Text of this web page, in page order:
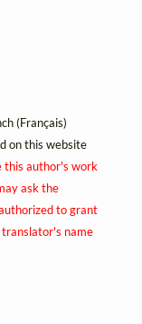
(Français)
on this website
this author's work
ask the
to grant
translator's name